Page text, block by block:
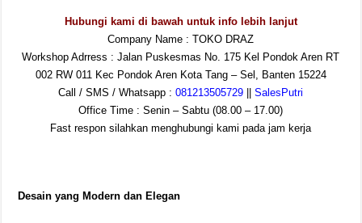
Hubungi kami di bawah untuk info lebih lanjut
Company Name : TOKO DRAZ
Workshop Adrress : Jalan Puskesmas No. 175 Kel Pondok Aren RT
002 RW 011 Kec Pondok Aren Kota Tang – Sel, Banten 15224
Call / SMS / Whatsapp :081213505729 ||SalesPutri
Office Time : Senin – Sabtu (08.00 – 17.00)
Fast respon silahkan menghubungi kami pada jam kerja
Desain yang Modern dan Elegan